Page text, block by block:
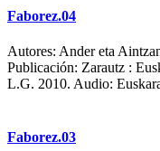
Faborez.04
Autores: Ander eta
Publicación: Zarautz :
L.G. 2010. Audio:
Faborez.03